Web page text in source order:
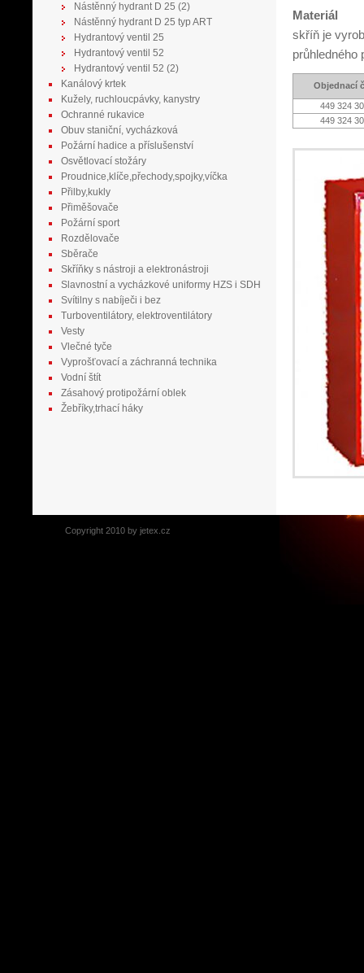
Nástěnný hydrant D 25 (2)
Nástěnný hydrant D 25 typ ART
Hydrantový ventil 25
Hydrantový ventil 52
Hydrantový ventil 52 (2)
Kanálový krtek
Kužely, ruchloucpávky, kanystry
Ochranné rukavice
Obuv staniční, vycházková
Požární hadice a příslušenství
Osvětlovací stožáry
Proudnice,klíče,přechody,spojky,víčka
Přilby,kukly
Přiměšovače
Požární sport
Rozdělovače
Sběrače
Skříňky s nástroji a elektronástroji
Slavnostní a vycházkové uniformy HZS i SDH
Svítilny s nabíječi i bez
Turboventilátory, elektroventilátory
Vesty
Vlečné tyče
Vyprošťovací a záchranná technika
Vodní štít
Zásahový protipožární oblek
Žebříky,trhací háky
Materiál
skříň je
průhledného
Objednací
449 324
449 324
Copyright 2010 by jetex.cz